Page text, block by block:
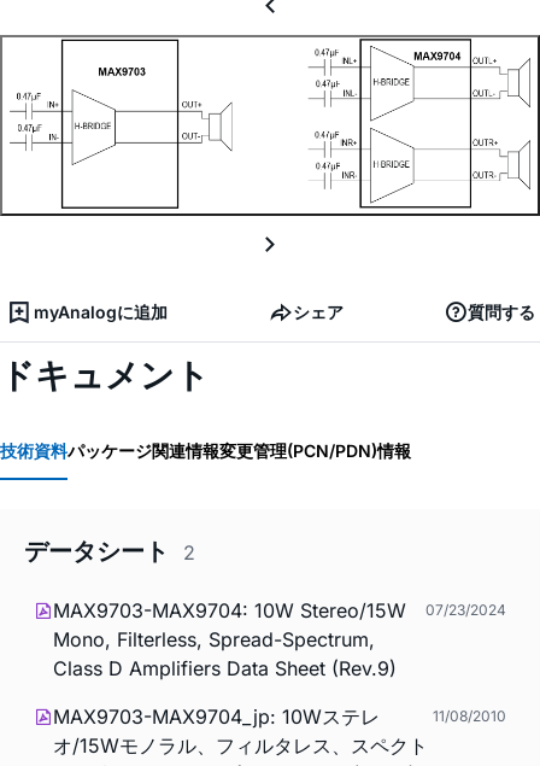
myAnalogに追加 シェア 質問する
ドキュメント
技術資料パッケージ関連情報変更管理(PCN/PDN)情報
データシート 2
MAX9703-MAX9704: 10W Stereo/15W
Mono, Filterless, Spread-Spectrum,
Class D Amplifiers Data Sheet (Rev.9)
07/23/2024
MAX9703-MAX9704_jp: 10Wステレ
オ/15Wモノラル、フィルタレス、スペクト
11/08/2010